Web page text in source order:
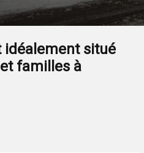
idéalement situé
familles à